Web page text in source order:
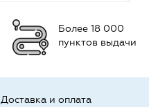
Более 18 000
пунктов выдачи
Доставка и оплата